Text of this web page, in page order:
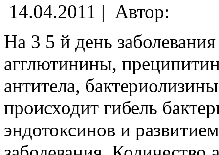
14.04.2011 | Автор:
На 3 5 й день
агглютинины,
антитела,
происходит гибель
эндотоксинов и